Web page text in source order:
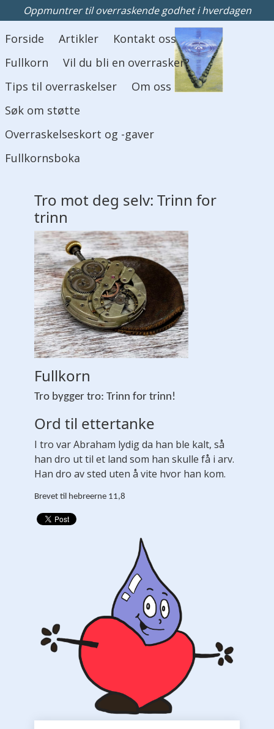
Oppmuntrer til overraskende godhet i hverdagen
Hovedmeny
Forside Artikler
Kontakt oss
Fullkorn
Vil du bli en overrasker?
Tips til overraskelser
Om oss
Søk om støtte
Overraskelseskort og -gaver
Fullkornsboka
Tro mot deg selv: Trinn for
trinn
Fullkorn
Tro bygger tro: Trinn for trinn!
Ord til ettertanke
I tro var Abraham lydig da han ble kalt, så
han dro ut til et land som han skulle få i arv.
Han dro av sted uten å vite hvor han kom.
Brevet til hebreerne 11,8